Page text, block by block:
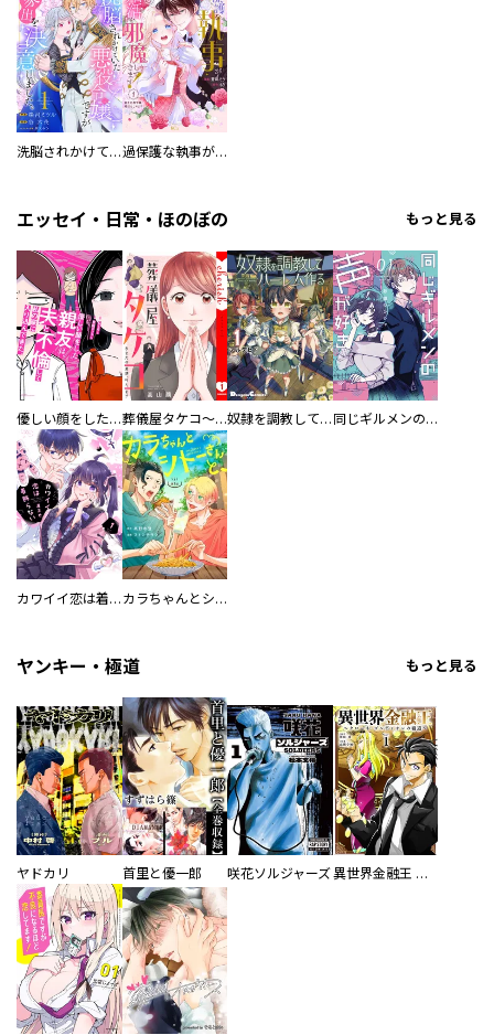
洗脳されかけていた悪役令嬢ですが家出を決意しました。【電子単行本版／特典おまけ付き】 過保護な執事が私の婚活を邪魔してきます！ 分冊版
エッセイ・日常・ほのぼの もっと見る
優しい顔をした親友は、夫と不倫して私の家に入り込んできた。 葬儀屋タケコ～あなたの最期、叶えます【電子単行本版】 奴隷を調教してハーレム作る 同じギルメンの声が好き
カワイイ恋は着飾らない カラちゃんとシトーさんと、 【分冊版】
ヤンキー・極道 もっと見る
ヤドカリ 首里と優一郎 咲花ソルジャーズ 異世界金融王 ～クローネ・ゴルディオンの覇道～